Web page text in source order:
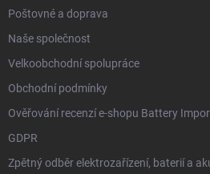
Poštovné a doprava
Naše společnost
Velkoobchodní spolupráce
Obchodní podmínky
Ověřování recenzí e-shopu Battery
GDPR
Zpětný odběr elektrozařízení, baterií a